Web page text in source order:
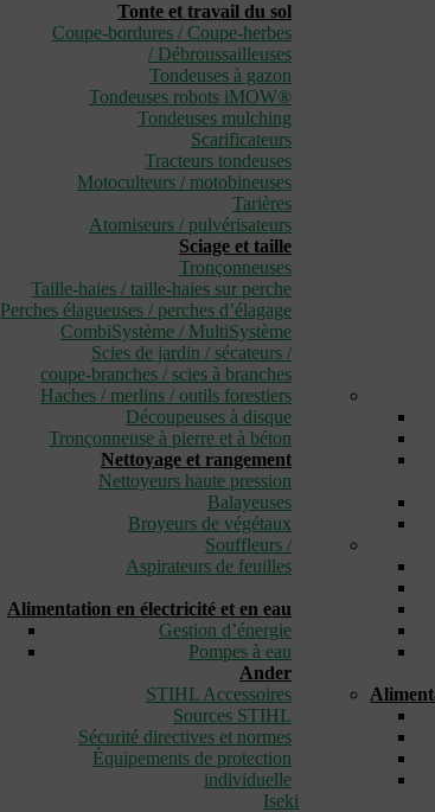
Tonte et travail du sol
Coupe-bordures / Coupe-herbes
/ Débroussailleuses
Tondeuses à gazon
Tondeuses robots iMOW®
Tondeuses mulching
Scarificateurs
Tracteurs tondeuses
Motoculteurs / motobineuses
Tarières
Atomiseurs / pulvérisateurs
Sciage et taille
Tronçonneuses
Taille-haies / taille-haies sur perche
Perches élagueuses / perches d’élagage
CombiSystème / MultiSystème
Scies de jardin / sécateurs /
coupe-branches / scies à branches
Haches / merlins / outils forestiers
Découpeuses à disque
Tronçonneuse à pierre et à béton
Nettoyage et rangement
Nettoyeurs haute pression
Balayeuses
Broyeurs de végétaux
Souffleurs /
Aspirateurs de feuilles
Alimentation en électricité et en eau
Gestion d’énergie
Pompes à eau
Ander
STIHL Accessoires
Sources STIHL
Sécurité directives et normes
Équipements de protection
individuelle
Iseki